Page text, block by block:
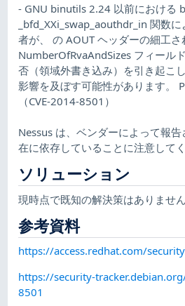
- GNU binutils 2.24 以前における
_bfd_XXi_swap_aouthdr_in 関数
者が、 の AOUT ヘッダーの細工さ
NumberOfRvaAndSizes フィール
否（領域外書き込み）を引き起こ
影響を及ぼす可能性があります。
（CVE-2014-8501）
Nessus は、ベンダーによって報
在に依存していることに注意してく
ソリューション
現時点で既知の解決策はありません
参考資料
https://access.redhat.com/
https://security-
8501